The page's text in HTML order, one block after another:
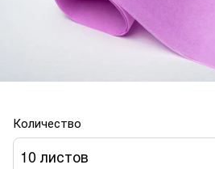
Количество
10 листов